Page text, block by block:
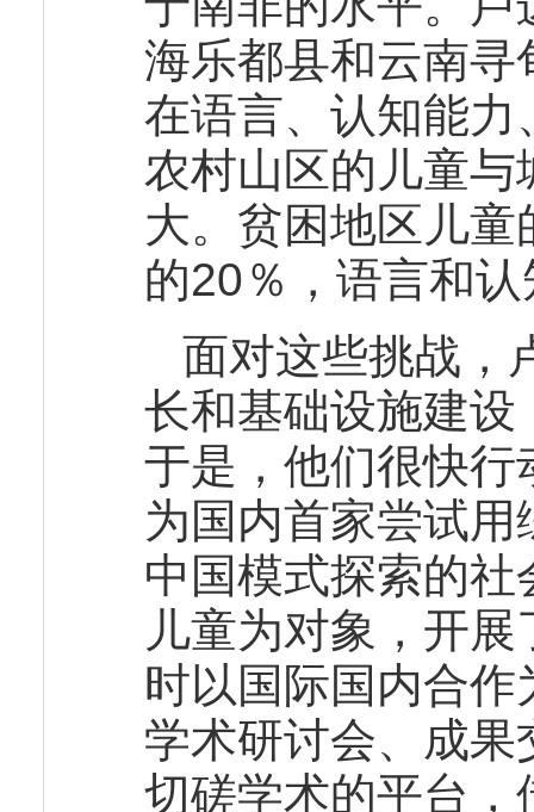
海乐都县和云南
在语言、认知能
农村山区的儿童
大。贫困地区儿
的20％，语言和
面对这些挑战，
长和基础设施建
于是，他们很快
为国内首家尝试
中国模式探索的
儿童为对象，开
时以国际国内合
学术研讨会、成
切磋学术的平台